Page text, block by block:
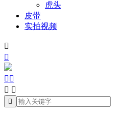
虎头
皮带
实拍视频


 
 
